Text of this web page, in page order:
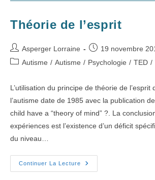
Théorie de l’esprit
Auteur/autrice
de
Asperger Lorraine
Publication
publiée :
19 novembre
PostAutisme / Autisme / Psychologie / TED /
L’utilisation du principe de théorie de l’esprit
l’autisme date de 1985 avec la publication
child have a “theory of mind” ?. La
expériences est l’existence d’un déficit
du niveau…
Continuer La Lecture
Théorie
De